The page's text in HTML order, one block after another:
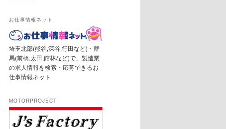
お仕事情報ネット
埼玉北部(熊谷,深谷,行田など)・群
馬(前橋,太田,館林など)で、製造業
の求人情報を検索・応募できるお
仕事情報ネット
MOTORPROJECT